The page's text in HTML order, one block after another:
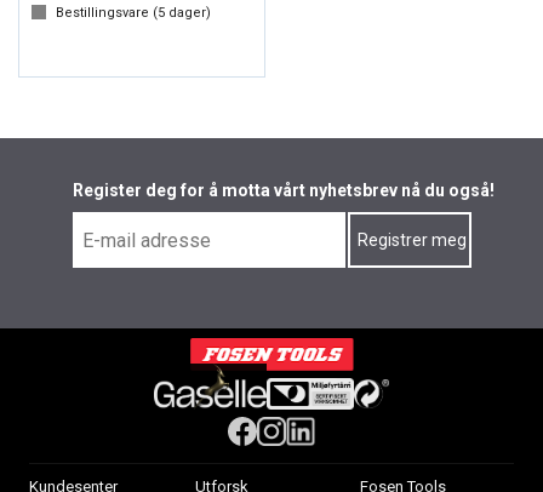
Bestillingsvare (5 dager)
Register deg for å motta vårt nyhetsbrev nå du også!
Kundesenter Utforsk Fosen Tools